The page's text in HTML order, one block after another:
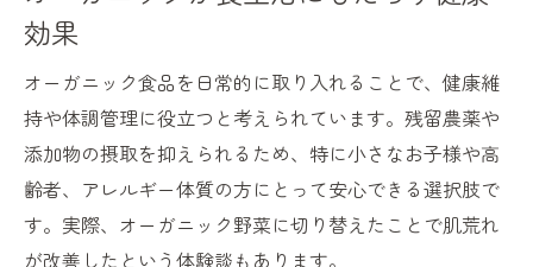
効果
オーガニック食品を日常的に取り入れることで、健康維
持や体調管理に役立つと考えられています。残留農薬や
添加物の摂取を抑えられるため、特に小さなお子様や高
齢者、アレルギー体質の方にとって安心できる選択肢で
す。実際、オーガニック野菜に切り替えたことで肌荒れ
が改善したという体験談もあります。